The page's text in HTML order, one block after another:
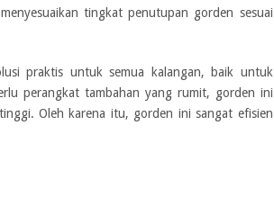
tingkat penutupan gorden sesuai
praktis untuk semua kalangan, baik untuk
perangkat tambahan yang rumit, gorden ini
Oleh karena itu, gorden ini sangat efisien